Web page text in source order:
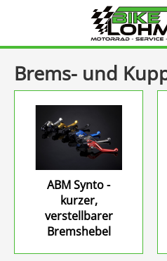
Zubehör
Warenkorb
Anmelden
Händler
Select
Language
Brems- und
ABM Synto -
kurzer,
verstellbarer
Bremshebel